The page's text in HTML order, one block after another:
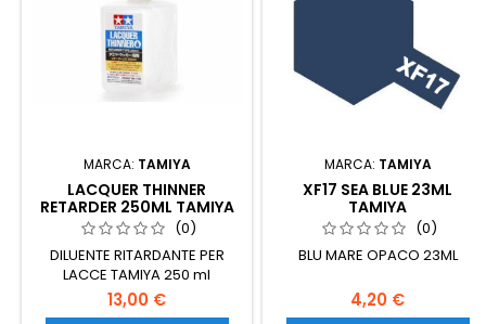
MARCA: TAMIYA
LACQUER THINNER
RETARDER 250ML TAMIYA
(0)
DILUENTE RITARDANTE PER
LACCE TAMIYA 250 ml
13,00 €
MARCA: TAMIYA
XF17 SEA BLUE 23ML
TAMIYA
(0)
BLU MARE OPACO 23ML
4,20 €